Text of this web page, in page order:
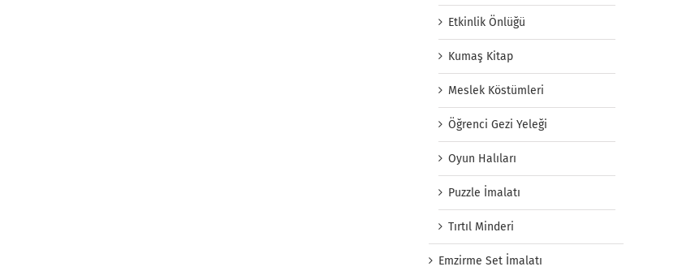
Etkinlik Önlüğü
Kumaş Kitap
Meslek Köstümleri
Öğrenci Gezi Yeleği
Oyun Halıları
Puzzle İmalatı
Tırtıl Minderi
Emzirme Set İmalatı